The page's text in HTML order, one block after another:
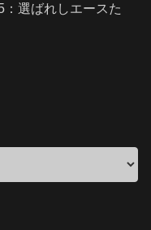
：選ばれしエースた